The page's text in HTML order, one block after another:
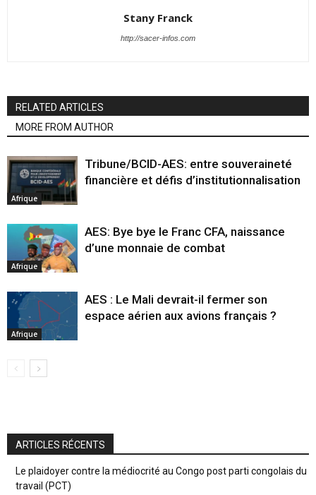
Stany Franck
http://sacer-infos.com
RELATED ARTICLES
MORE FROM AUTHOR
Afrique
Tribune/BCID-AES: entre souveraineté
financière et défis d’institutionnalisation
Afrique
AES: Bye bye le Franc CFA, naissance
d’une monnaie de combat
Afrique
AES : Le Mali devrait-il fermer son
espace aérien aux avions français ?
ARTICLES RÉCENTS
Le plaidoyer contre la médiocrité au Congo post parti congolais du
travail (PCT)